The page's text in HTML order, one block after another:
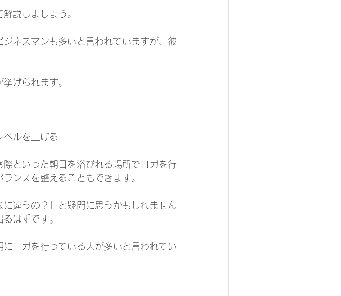
説しましょう。
ネスマンも多いと言われていますが、彼
げられます。
ベルを上げる
といった朝日を浴びれる場所でヨガを行
ンスを整えることもできます。
違うの？」と疑問に思うかもしれません
はずです。
ヨガを行っている人が多いと言われてい